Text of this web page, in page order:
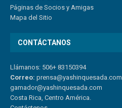
Páginas de Socios y Amigas
Mapa del Sitio
CONTÁCTANOS
Llámanos: 506+ 83150394
Correo: prensa@yashinquesada.com
gamador@yashinquesada.com
Costa Rica, Centro América.